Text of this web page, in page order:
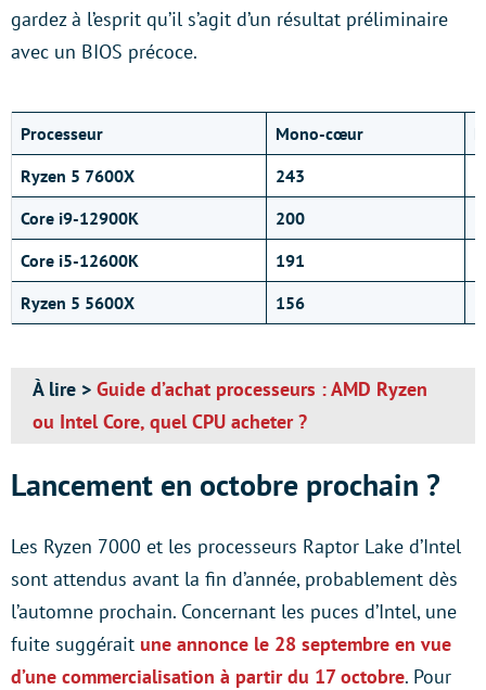
gardez à l’esprit qu’il s’agit d’un résultat préliminaire
avec un BIOS précoce.
Processeur Mono-cœur
Ryzen 5 7600X
243
Core i9-12900K
200
Core i5-12600K
191
Ryzen 5 5600X
156
À lire > Guide d’achat processeurs : AMD Ryzen
ou Intel Core, quel CPU acheter ?
Lancement en octobre prochain ?
Les Ryzen 7000 et les processeurs Raptor Lake d’Intel
sont attendus avant la fin d’année, probablement dès
l’automne prochain. Concernant les puces d’Intel, une
fuite suggérait une annonce le 28 septembre en vue
d’une commercialisation à partir du 17 octobre. Pour